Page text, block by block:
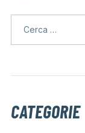
CATEGORIE